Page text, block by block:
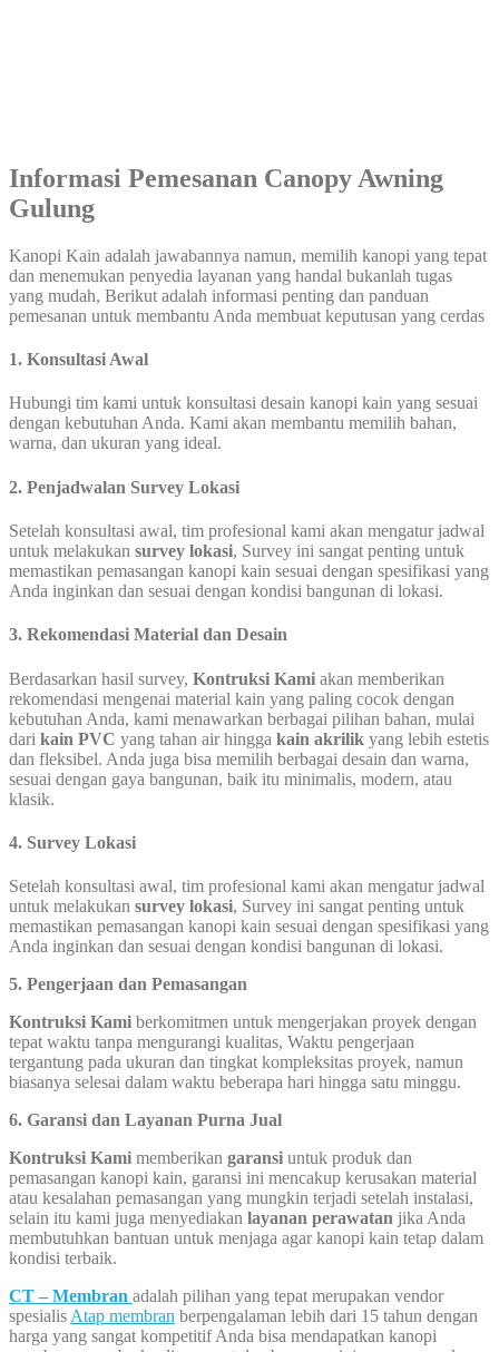
Informasi Pemesanan Canopy Awning
Gulung
Kanopi Kain adalah jawabannya namun, memilih kanopi yang tepat
dan menemukan penyedia layanan yang handal bukanlah tugas
yang mudah, Berikut adalah informasi penting dan panduan
pemesanan untuk membantu Anda membuat keputusan yang cerdas
1. Konsultasi Awal
Hubungi tim kami untuk konsultasi desain kanopi kain yang sesuai
dengan kebutuhan Anda. Kami akan membantu memilih bahan,
warna, dan ukuran yang ideal.
2. Penjadwalan Survey Lokasi
Setelah konsultasi awal, tim profesional kami akan mengatur jadwal
untuk melakukan survey lokasi, Survey ini sangat penting untuk
memastikan pemasangan kanopi kain sesuai dengan spesifikasi yang
Anda inginkan dan sesuai dengan kondisi bangunan di lokasi.
3. Rekomendasi Material dan Desain
Berdasarkan hasil survey, Kontruksi Kami akan memberikan
rekomendasi mengenai material kain yang paling cocok dengan
kebutuhan Anda, kami menawarkan berbagai pilihan bahan, mulai
dari kain PVC yang tahan air hingga kain akrilik yang lebih estetis
dan fleksibel. Anda juga bisa memilih berbagai desain dan warna,
sesuai dengan gaya bangunan, baik itu minimalis, modern, atau
klasik.
4. Survey Lokasi
Setelah konsultasi awal, tim profesional kami akan mengatur jadwal
untuk melakukan survey lokasi, Survey ini sangat penting untuk
memastikan pemasangan kanopi kain sesuai dengan spesifikasi yang
Anda inginkan dan sesuai dengan kondisi bangunan di lokasi.
5. Pengerjaan dan Pemasangan
Kontruksi Kami berkomitmen untuk mengerjakan proyek dengan
tepat waktu tanpa mengurangi kualitas, Waktu pengerjaan
tergantung pada ukuran dan tingkat kompleksitas proyek, namun
biasanya selesai dalam waktu beberapa hari hingga satu minggu.
6. Garansi dan Layanan Purna Jual
Kontruksi Kami memberikan garansi untuk produk dan
pemasangan kanopi kain, garansi ini mencakup kerusakan material
atau kesalahan pemasangan yang mungkin terjadi setelah instalasi,
selain itu kami juga menyediakan layanan perawatan jika Anda
membutuhkan bantuan untuk menjaga agar kanopi kain tetap dalam
kondisi terbaik.
CT – Membran adalah pilihan yang tepat merupakan vendor
spesialis Atap membran berpengalaman lebih dari 15 tahun dengan
harga yang sangat kompetitif Anda bisa mendapatkan kanopi